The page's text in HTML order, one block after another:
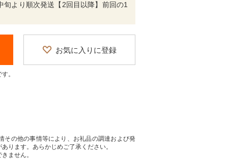
より順次発送【2回目以降】前回の1
お気に入りに登録
。
の他の事情等により、お礼品の調達および発
ります。あらかじめご了承ください。
ません。